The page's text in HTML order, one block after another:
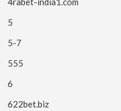
5
5-7
555
6
622bet.biz